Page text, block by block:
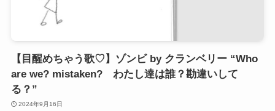
【目醒めちゃう歌♡】ゾンビ by クランベリー “Who
are we? mistaken? わたし達は誰？勘違いして
る？”
2024年9月16日